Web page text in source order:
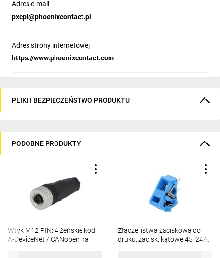
Adres e-mail
pxcpl@phoenixcontact.pl
Adres strony internetowej
https://www.phoenixcontact.com
PLIKI I BEZPIECZEŃSTWO PRODUKTU
PODOBNE PRODUKTY
Wtyk M12 PIN: 4 żeńskie kod
A-DeviceNet / CANopen na
Złącze listwa zaciskowa do
druku, zacisk, kątowe 45, 24A,